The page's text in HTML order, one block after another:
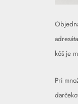
kôš je
Pri